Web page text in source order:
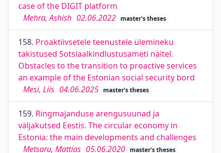
case of the DIGIT platform
Mehra, Ashish 02.06.2022 master's theses
158. Proaktiivsetele teenustele ülemineku
takistused Sotsiaalkindlustusameti näitel.
Obstacles to the transition to proactive services
an example of the Estonian social security bord
Mesi, Liis 04.06.2025 master's theses
159. Ringmajanduse arengusuunad ja
väljakutsed Eestis. The circular economy in
Estonia: the main developments and challenges
Metsaru, Mattias 05.06.2020 master's theses